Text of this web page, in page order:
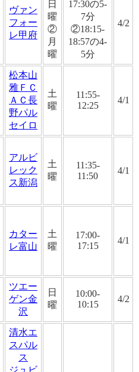
ヴァン
フォー
レ甲府
日
曜
②
月
曜
17:30の5-
7分
②18:15-
18:57の4-
5分
4/2
松本山
雅ＦＣ
ＡＣ長
野パル
セイロ
土
曜
11:55-
12:25
4/1
アルビ
レック
ス新潟
土
曜
11:35-
11:50
4/1
カター
レ富山
土
曜
17:00-
17:15
4/1
ツエー
ゲン金
沢
日
曜
10:00-
10:15
4/2
清水エ
スパル
ス